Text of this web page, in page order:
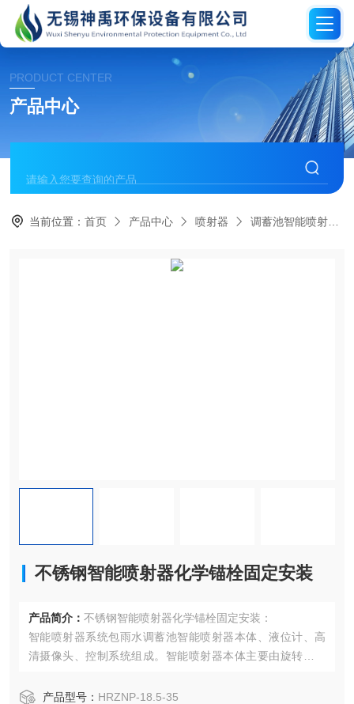
PRODUCT CENTER
产品中心
当前位置：首页 产品中心 喷射器 调蓄池智能喷射
不锈钢智能喷射器化学锚栓固定安装
产品简介： 不锈钢智能喷射器化学锚栓固定安装：
智能喷射器系统包雨水调蓄池智能喷射器本体、液位计、高
清摄像头、控制系统组成。智能喷射器本体主要由旋转驱动
喷管、进气管等组成。
产品型号： HRZNP-18.5-35